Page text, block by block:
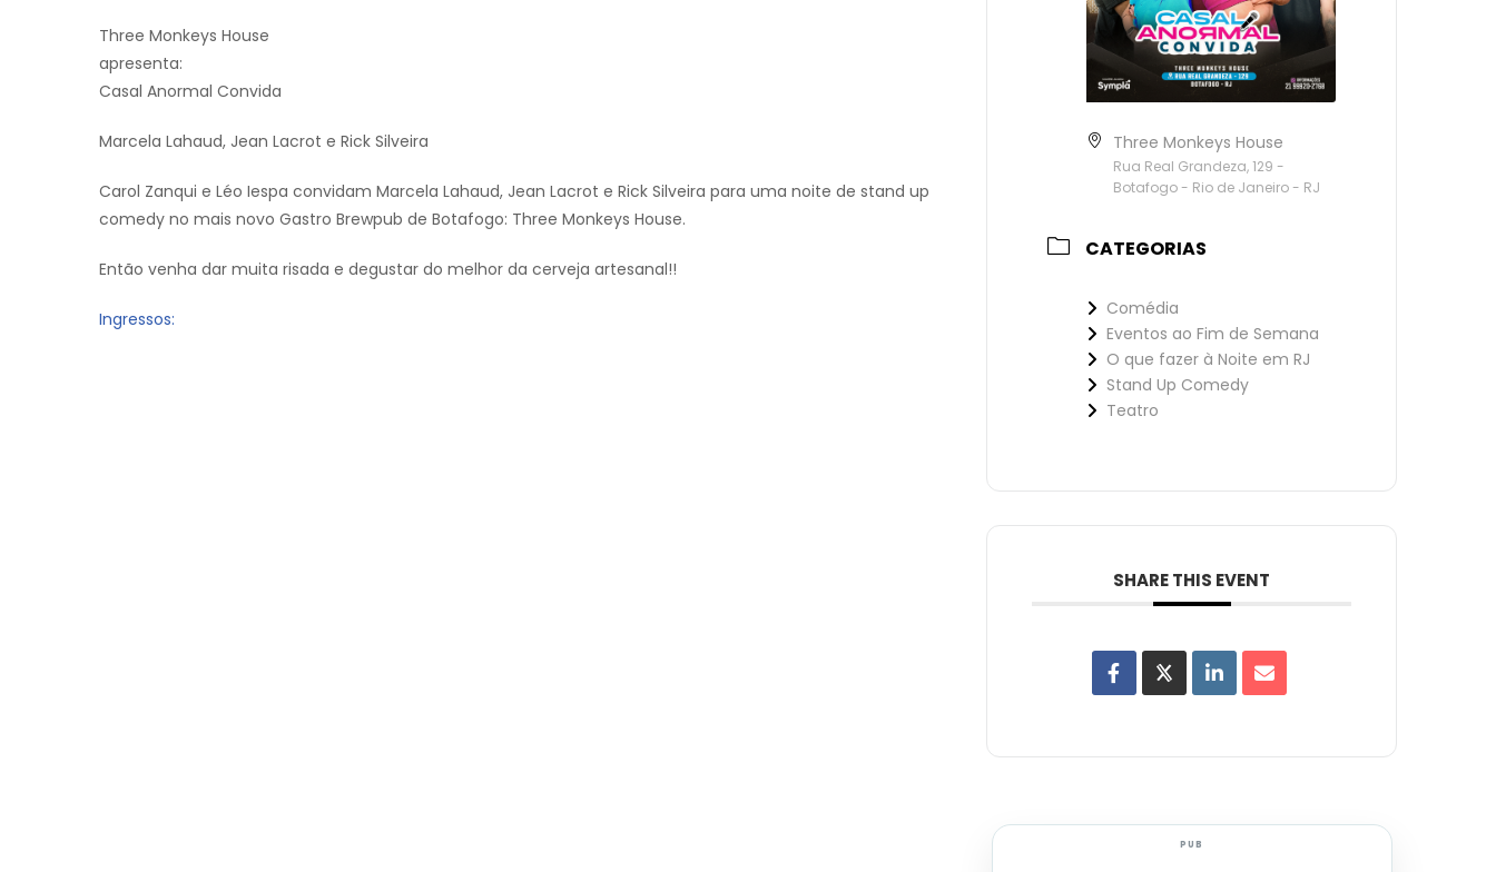
Three Monkeys House
apresenta:
Casal Anormal Convida
Marcela Lahaud, Jean Lacrot e Rick Silveira
Carol Zanqui e Léo Iespa convidam Marcela Lahaud, Jean Lacrot e Rick Silveira para uma noite de stand up
comedy no mais novo Gastro Brewpub de Botafogo: Three Monkeys House.
Então venha dar muita risada e degustar do melhor da cerveja artesanal!!
Ingressos:
Three Monkeys House
Rua Real Grandeza, 129 -
Botafogo - Rio de Janeiro - RJ
CATEGORIAS
Comédia
Eventos ao Fim de Semana
O que fazer à Noite em RJ
Stand Up Comedy
Teatro
SHARE THIS EVENT
PUB